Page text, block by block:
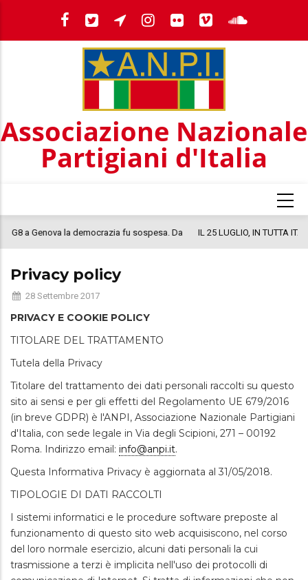
contenuto
Associazione Nazionale
Partigiani d'Italia
IL 25 LUGLIO, IN TUTTA ITALIA, PASTASCIUTTA ANTIFASCISTA PER LA
Privacy policy
28 Settembre 2017
PRIVACY E COOKIE POLICY
TITOLARE DEL TRATTAMENTO
Tutela della Privacy
Titolare del trattamento dei dati personali raccolti su questo
sito ai sensi e per gli effetti del Regolamento UE 679/2016
(in breve GDPR) è l'ANPI, Associazione Nazionale Partigiani
d'Italia, con sede legale in Via degli Scipioni, 271 – 00192
Roma. Indirizzo email: info@anpi.it.
Questa Informativa Privacy è aggiornata al 31/05/2018.
TIPOLOGIE DI DATI RACCOLTI
I sistemi informatici e le procedure software preposte al
funzionamento di questo sito web acquisiscono, nel corso
del loro normale esercizio, alcuni dati personali la cui
trasmissione a terzi è implicita nell'uso dei protocolli di